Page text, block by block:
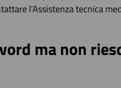
l'Assistenza tecnica
ma non